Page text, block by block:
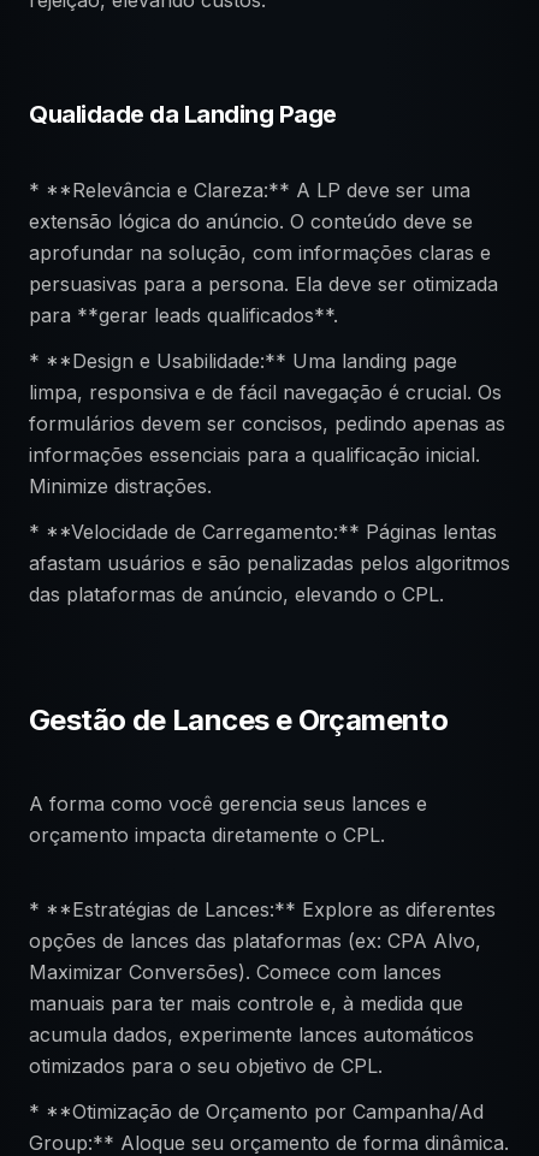
Qualidade da Landing Page
* **Relevância e Clareza:** A LP deve ser uma
extensão lógica do anúncio. O conteúdo deve se
aprofundar na solução, com informações claras e
persuasivas para a persona. Ela deve ser otimizada
para **gerar leads qualificados**.
* **Design e Usabilidade:** Uma landing page
limpa, responsiva e de fácil navegação é crucial. Os
formulários devem ser concisos, pedindo apenas as
informações essenciais para a qualificação inicial.
Minimize distrações.
* **Velocidade de Carregamento:** Páginas lentas
afastam usuários e são penalizadas pelos algoritmos
das plataformas de anúncio, elevando o CPL.
Gestão de Lances e Orçamento
A forma como você gerencia seus lances e
orçamento impacta diretamente o CPL.
* **Estratégias de Lances:** Explore as diferentes
opções de lances das plataformas (ex: CPA Alvo,
Maximizar Conversões). Comece com lances
manuais para ter mais controle e, à medida que
acumula dados, experimente lances automáticos
otimizados para o seu objetivo de CPL.
* **Otimização de Orçamento por Campanha/Ad
Group:** Aloque seu orçamento de forma dinâmica.